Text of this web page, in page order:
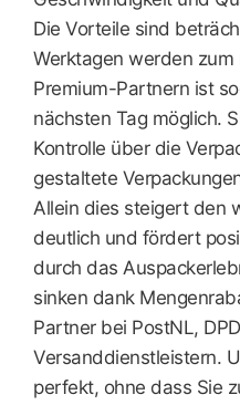
Die Vorteile sind
Werktagen werden
Premium-Partnern ist
nächsten Tag möglich.
Kontrolle über die
gestaltete
Allein dies steigert den
deutlich und fördert
durch das
sinken dank
Partner bei PostNL,
Versanddienstleistern.
perfekt, ohne dass Sie